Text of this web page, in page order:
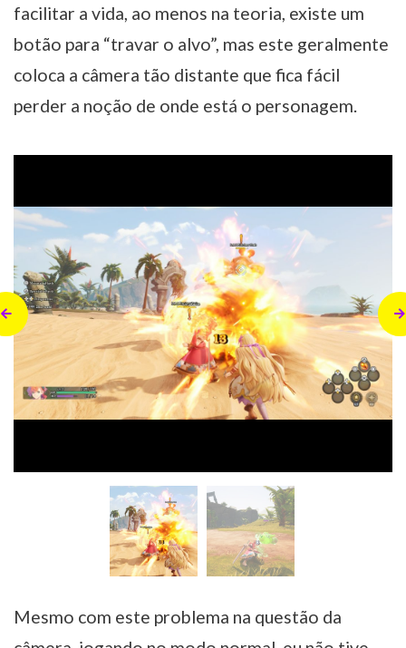
facilitar a vida, ao menos na teoria, existe um
botão para “travar o alvo”, mas este geralmente
coloca a câmera tão distante que fica fácil
perder a noção de onde está o personagem.
Mesmo com este problema na questão da